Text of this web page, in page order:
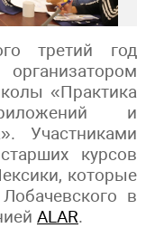
третий год
«Практика
и
Участниками
курсов
которые
в
ALAR.